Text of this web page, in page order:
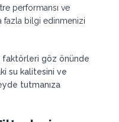
performansı ve
fazla bilgi edinmenizi
göz önünde
su kalitesini ve
tutmanıza